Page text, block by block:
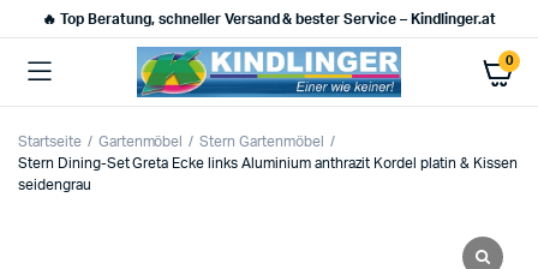
🔥 Top Beratung, schneller Versand & bester Service – Kindlinger.at
0
Startseite Gartenmöbel
Stern Gartenmöbel
Stern Dining-Set Greta Ecke links Aluminium anthrazit Kordel platin & Kissen
seidengrau